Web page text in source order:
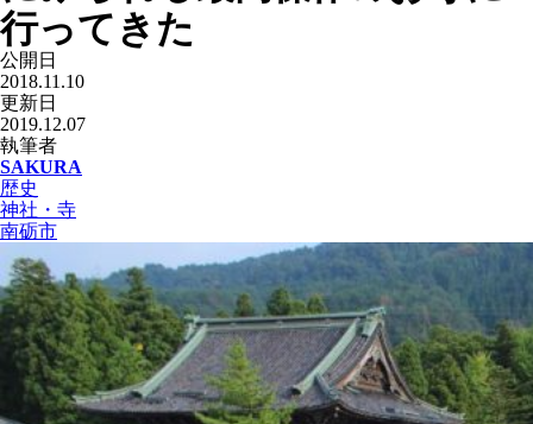
行ってきた
公開日
2018.11.10
更新日
2019.12.07
執筆者
SAKURA
歴史
神社・寺
南砺市